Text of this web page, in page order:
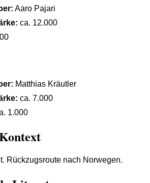
: Aaro Pajari
: ca. 12.000
: Matthias Kräutler
: ca. 7.000
1.000
Rückzugsroute nach Norwegen.